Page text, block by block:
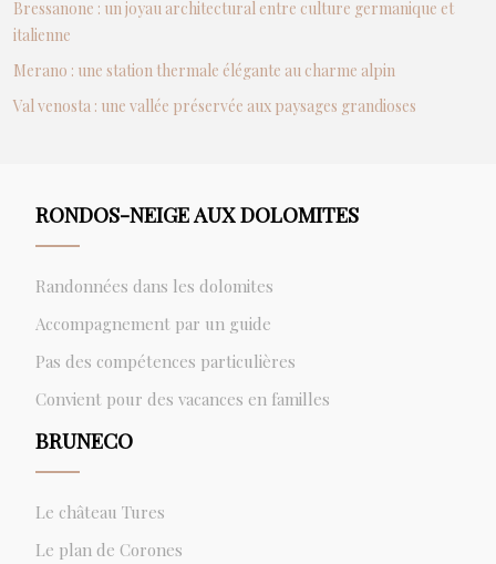
Bressanone : un joyau architectural entre culture germanique et
italienne
Merano : une station thermale élégante au charme alpin
Val venosta : une vallée préservée aux paysages grandioses
RONDOS-NEIGE AUX DOLOMITES
Randonnées dans les dolomites
Accompagnement par un guide
Pas des compétences particulières
Convient pour des vacances en familles
BRUNECO
Le château Tures
Le plan de Corones